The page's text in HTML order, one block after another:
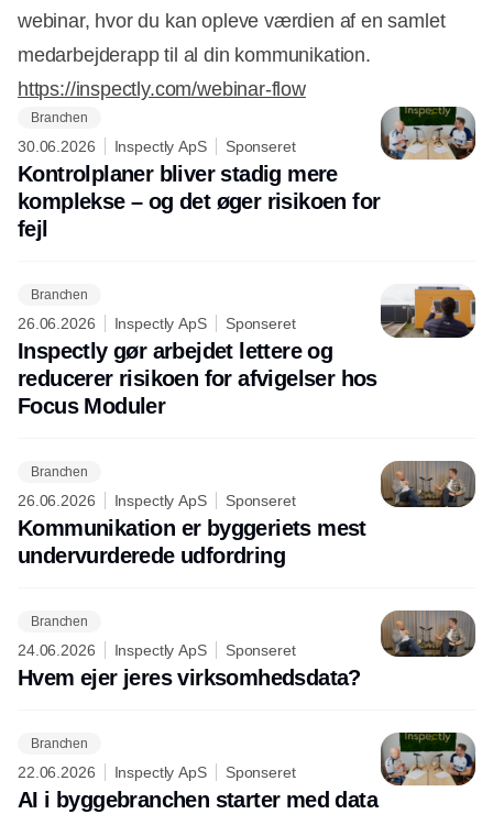
webinar, hvor du kan opleve værdien af en samlet
medarbejderapp til al din kommunikation.
https://inspectly.com/webinar-flow
Branchen
30.06.2026 Inspectly ApS Sponseret
Kontrolplaner bliver stadig mere
komplekse – og det øger risikoen for
fejl
Branchen
26.06.2026 Inspectly ApS Sponseret
Inspectly gør arbejdet lettere og
reducerer risikoen for afvigelser hos
Focus Moduler
Branchen
26.06.2026 Inspectly ApS Sponseret
Kommunikation er byggeriets mest
undervurderede udfordring
Branchen
24.06.2026 Inspectly ApS Sponseret
Hvem ejer jeres virksomhedsdata?
Branchen
22.06.2026 Inspectly ApS Sponseret
AI i byggebranchen starter med data